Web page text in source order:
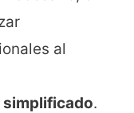
al
simplificado.